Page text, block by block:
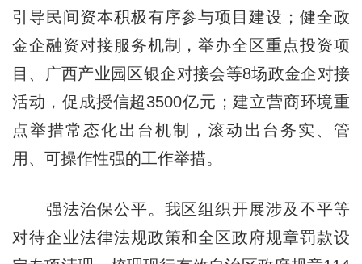
引导民间资本积极有序参与项目建设；健全政
金企融资对接服务机制，举办全区重点投资项
目、广西产业园区银企对接会等8场政金企对接
活动，促成授信超3500亿元；建立营商环境重
点举措常态化出台机制，滚动出台务实、管
用、可操作性强的工作举措。
强法治保公平。我区组织开展涉及不平等
对待企业法律法规政策和全区政府规章罚款设